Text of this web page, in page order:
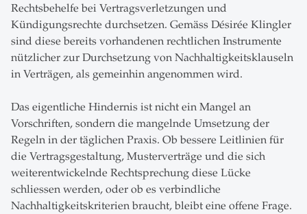
Rechtsbehelfe bei Vertragsverletzungen und
Kündigungsrechte durchsetzen. Gemäss Désirée Klingler
sind diese bereits vorhandenen rechtlichen Instrumente
nützlicher zur Durchsetzung von Nachhaltigkeitsklauseln
in Verträgen, als gemeinhin angenommen wird.
Das eigentliche Hindernis ist nicht ein Mangel an
Vorschriften, sondern die mangelnde Umsetzung der
Regeln in der täglichen Praxis. Ob bessere Leitlinien für
die Vertragsgestaltung, Musterverträge und die sich
weiterentwickelnde Rechtsprechung diese Lücke
schliessen werden, oder ob es verbindliche
Nachhaltigkeitskriterien braucht, bleibt eine offene Frage.